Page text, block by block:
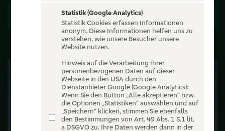
Zu den Terminen
Statistik (Google Analytics)
Statistik Cookies erfassen Informationen
anonym. Diese Informationen helfen uns zu
verstehen, wie unsere Besucher unsere
Website nutzen.
Hinweis auf die Verarbeitung Ihrer
personenbezogenen Daten auf dieser
Webseite in den USA durch den
Dienstanbieter Google (Google Analytics):
Wenn Sie den Button „Alle akzeptieren“ bzw.
die Optionen „Statistiken“ auswählen und auf
„Speichern“ klicken, stimmen Sie ebenfalls
den Bestimmungen von Art. 49 Abs. 1 S.1 lit.
a DSGVO zu. Ihre Daten werden dann in der